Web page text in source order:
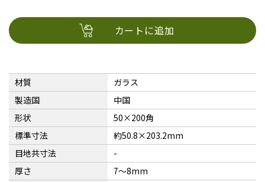
カートに追加
材質
ガラス
製造国
中国
形状
50×200角
標準寸法
約50.8×203.2mm
目地共寸法
-
厚さ
7〜8mm